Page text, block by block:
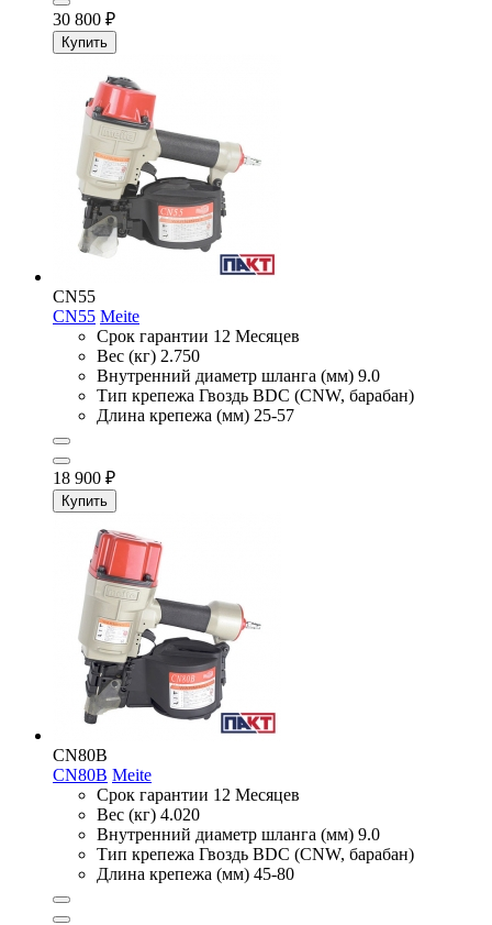
30 800 ₽
Купить
CN55
CN55 Meite
Срок гарантии 12 Месяцев
Вес (кг) 2.750
Внутренний диаметр шланга (мм) 9.0
Тип крепежа Гвоздь BDC (CNW, барабан)
Длина крепежа (мм) 25-57
18 900 ₽
Купить
CN80B
CN80B Meite
Срок гарантии 12 Месяцев
Вес (кг) 4.020
Внутренний диаметр шланга (мм) 9.0
Тип крепежа Гвоздь BDC (CNW, барабан)
Длина крепежа (мм) 45-80